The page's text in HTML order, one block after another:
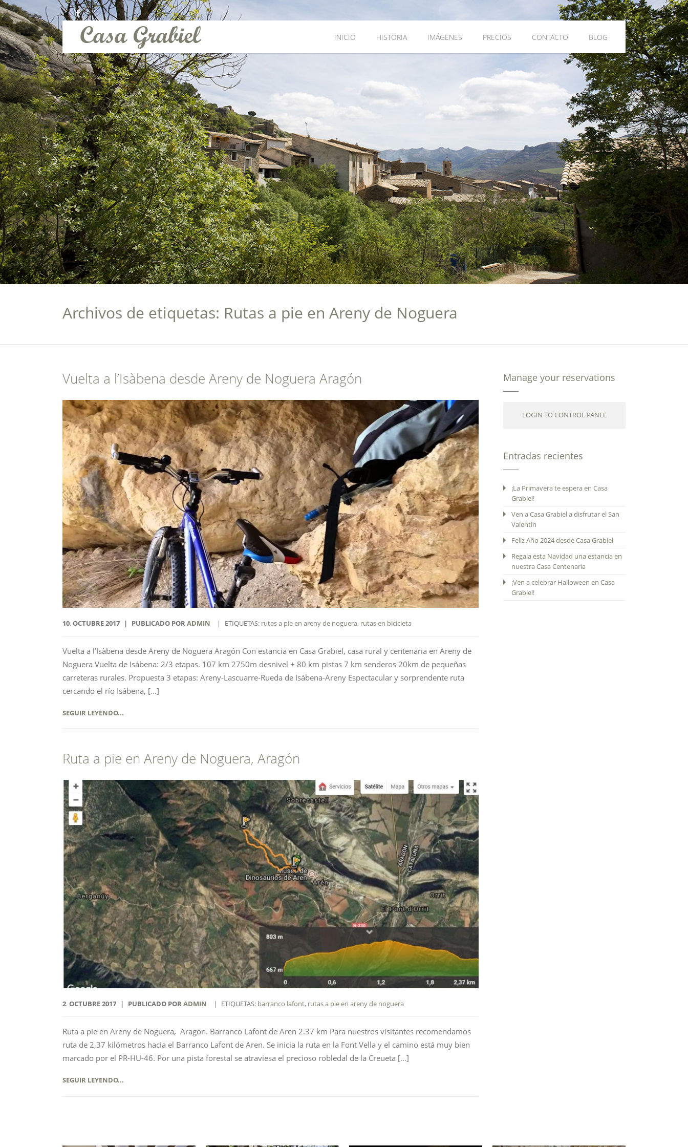
INICIO HISTORIA IMÁGENES PRECIOS CONTACTO BLOG
Archivos de etiquetas: Rutas a pie en Areny de Noguera
Vuelta a l’Isàbena desde Areny de Noguera Aragón
10. OCTUBRE2017 PUBLICADO PORADMIN ETIQUETAS: rutas a pie en areny de noguera, rutas en bicicleta
Vuelta a l’Isàbena desde Areny de Noguera Aragón Con estancia en Casa Grabiel, casa rural y centenaria en Areny de
Noguera Vuelta de Isábena: 2/3 etapas. 107 km 2750m desnivel + 80 km pistas 7 km senderos 20km de pequeñas
carreteras rurales. Propuesta 3 etapas: Areny-Lascuarre-Rueda de Isábena-Areny Espectacular y sorprendente ruta
cercando el río Isábena, […]
SEGUIR LEYENDO...
Ruta a pie en Areny de Noguera, Aragón
2. OCTUBRE2017 PUBLICADO PORADMIN ETIQUETAS: barranco lafont, rutas a pie en areny de noguera
Ruta a pie en Areny de Noguera, Aragón. Barranco Lafont de Aren 2.37 km Para nuestros visitantes recomendamos
ruta de 2,37 kilómetros hacia el Barranco Lafont de Aren. Se inicia la ruta en la Font Vella y el camino está muy bien
marcado por el PR-HU-46. Por una pista forestal se atraviesa el precioso robledal de la Creueta […]
SEGUIR LEYENDO...
Manage your reservations
LOGIN TO CONTROL PANEL
Entradas recientes
¡La Primavera te espera en Casa
Grabiel!
Ven a Casa Grabiel a disfrutar el San
Valentín
Feliz Año 2024 desde Casa Grabiel
Regala esta Navidad una estancia en
nuestra Casa Centenaria
¡Ven a celebrar Halloween en Casa
Grabiel!